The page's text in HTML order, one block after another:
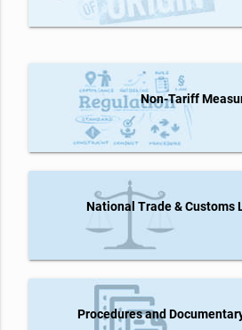
Non-Tariff
National Trade & Customs
Procedures and